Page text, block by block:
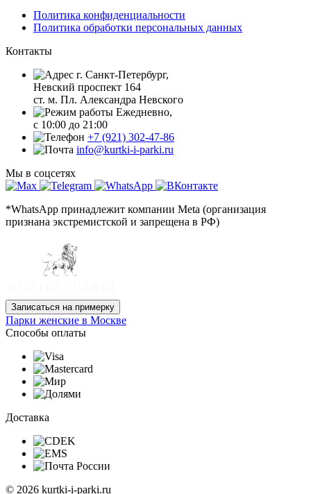
Политика конфиденциальности
Политика обработки персональных данных
Контакты
г. Санкт-Петербург,
Невский проспект 164
ст. м. Пл. Александра Невского
Ежедневно,
с 10:00 до 21:00
+7 (921) 302-47-86
info@kurtki-i-parki.ru
Мы в соцсетях
*WhatsApp принадлежит компании Meta (организация
признана экстремистской и запрещена в РФ)
Записаться на примерку
Парки женские в Москве
Способы оплаты
Доставка
© 2026 kurtki-i-parki.ru